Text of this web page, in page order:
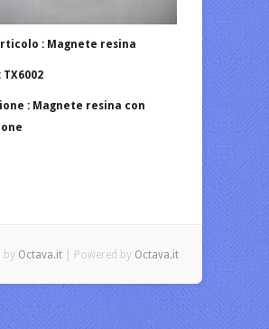
: Magnete resina
TX6002
: Magnete resina con
by Octava.it| Powered by Octava.it